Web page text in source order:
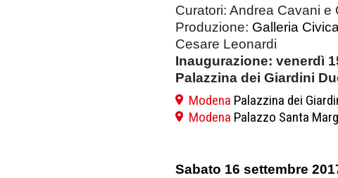
Curatori: Andrea Cavani e
Produzione: Galleria
Cesare Leonardi
Inaugurazione: venerdì
Palazzina dei Giardini
Modena Palazzina dei
Modena Palazzo Santa
Sabato 16 settembre